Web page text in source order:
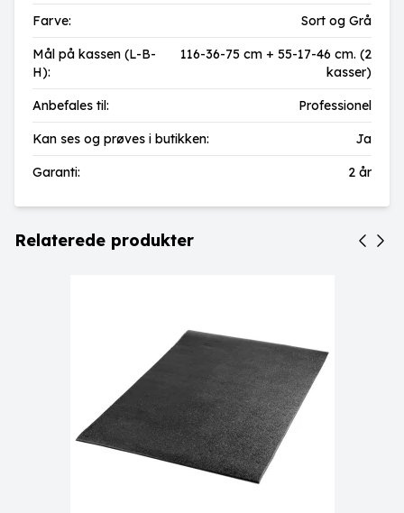
Farve: Sort og Grå
Mål på kassen (L-B-
H):
116-36-75 cm + 55-17-46 cm. (2
kasser)
Anbefales til: Professionel
Kan ses og prøves i butikken: Ja
Garanti: 2 år
Relaterede produkter